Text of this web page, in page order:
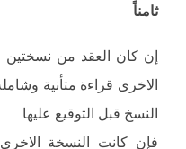
ثامناً
إن كان العقد من
الاخرى قراءة متأنية
النسخ قبل التوقيع عليها
فإن كانت النسخة